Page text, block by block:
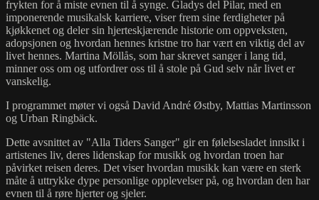
frykten for å miste evnen til å synge. Gladys del Pilar, med en
imponerende musikalsk karriere, viser frem sine ferdigheter på
kjøkkenet og deler sin hjerteskjærende historie om oppveksten,
adopsjonen og hvordan hennes kristne tro har vært en viktig del av
livet hennes. Martina Möllås, som har skrevet sanger i lang tid,
minner oss om og utfordrer oss til å stole på Gud selv når livet er
vanskelig.
I programmet møter vi også David André Østby, Mattias Martinsson
og Urban Ringbäck.
Dette avsnittet av "Alla Tiders Sanger" gir en følelsesladet innsikt i
artistenes liv, deres lidenskap for musikk og hvordan troen har
påvirket reisen deres. Det viser hvordan musikk kan være en sterk
måte å uttrykke dype personlige opplevelser på, og hvordan den har
evnen til å røre hjerter og sjeler.